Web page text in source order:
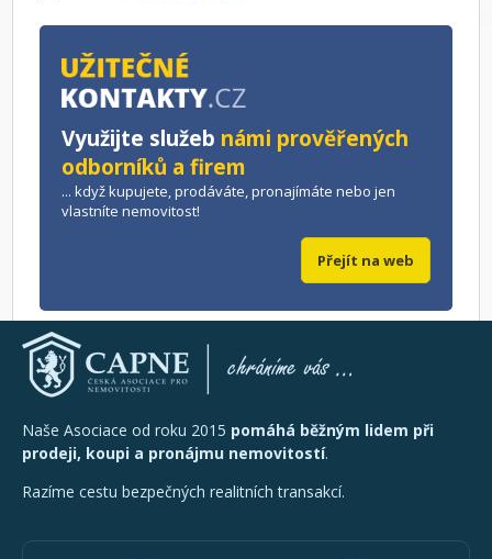
Využijte služeb námi prověřených
odborníků a firem
... když kupujete, prodáváte, pronajímáte nebo jen
vlastníte nemovitost!
Přejít na web
Naše Asociace od roku 2015 pomáhá běžným lidem při
prodeji, koupi a pronájmu nemovitostí.
Razíme cestu bezpečných realitních transakcí.